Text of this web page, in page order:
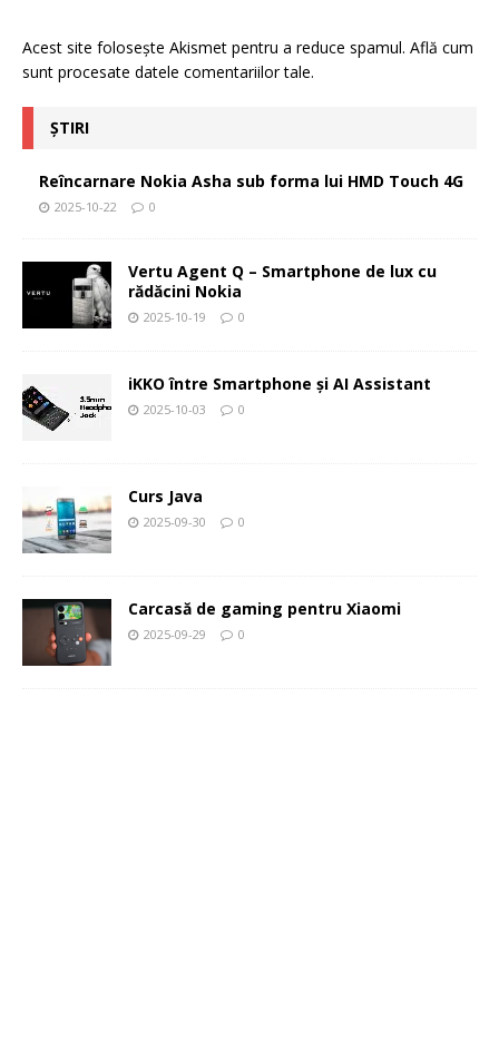
Acest site folosește Akismet pentru a reduce spamul. Află cum
sunt procesate datele comentariilor tale.
ȘTIRI
Reîncarnare Nokia Asha sub forma lui HMD Touch 4G
2025-10-22 0
Vertu Agent Q – Smartphone de lux cu
rădăcini Nokia
2025-10-19 0
iKKO între Smartphone și AI Assistant
2025-10-03 0
Curs Java
2025-09-30 0
Carcasă de gaming pentru Xiaomi
2025-09-29 0